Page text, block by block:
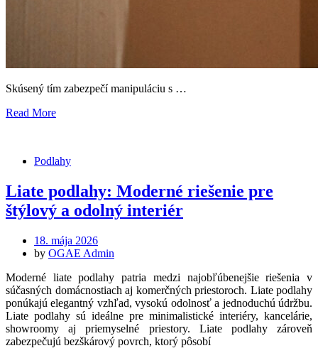
Skúsený tím zabezpečí manipuláciu s …
Read More
Podlahy
Liate podlahy: Moderné riešenie pre
štýlový a odolný interiér
Posted
on
18. mája 2026
by OGAE Admin
Moderné liate podlahy patria medzi najobľúbenejšie riešenia v
súčasných domácnostiach aj komerčných priestoroch. Liate podlahy
ponúkajú elegantný vzhľad, vysokú odolnosť a jednoduchú údržbu.
Liate podlahy sú ideálne pre minimalistické interiéry, kancelárie,
showroomy aj priemyselné priestory. Liate podlahy zároveň
zabezpečujú bezškárový povrch, ktorý pôsobí